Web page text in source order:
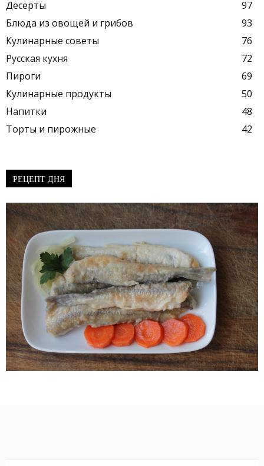
Десерты
97
Блюда из овощей и грибов
93
Кулинарные советы
76
Русская кухня
72
Пироги
69
Кулинарные продукты
50
Напитки
48
Торты и пирожные
42
РЕЦЕПТ ДНЯ